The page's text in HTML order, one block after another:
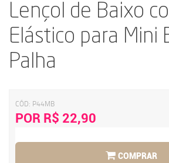
Lençol de Baixo
Elástico para Mini
Palha
CÓD: P44MB
POR R$ 22,90
COMPRAR